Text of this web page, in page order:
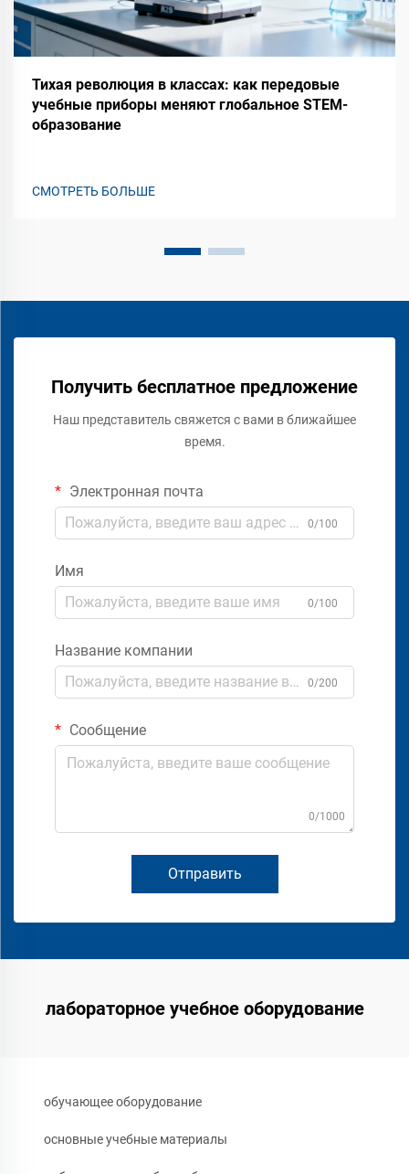
Тихая революция в классах: как передовые
учебные приборы меняют глобальное STEM-
образование
СМОТРЕТЬ БОЛЬШЕ
Получить бесплатное предложение
Наш представитель свяжется с вами в ближайшее
время.
Электронная почта
0/100
Имя
0/100
Название компании
0/200
Сообщение
0/1000
Отправить
лабораторное учебное оборудование
обучающее оборудование
основные учебные материалы